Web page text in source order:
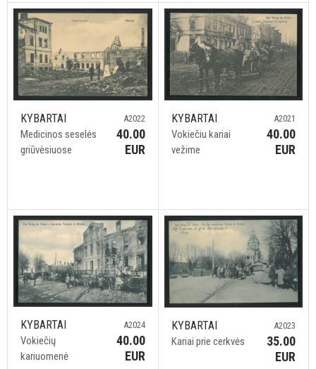
KYBARTAI
Medicinos seselės
griūvėsiuose
A2022
40.00
EUR
KYBARTAI
Vokiečiu kariai
vežime
A2021
40.00
EUR
KYBARTAI
Vokiečių
kariuomenė
A2024
40.00
EUR
KYBARTAI
Kariai prie cerkvės
A2023
35.00
EUR